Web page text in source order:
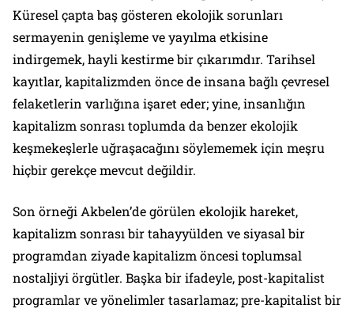
Küresel çapta baş gösteren ekolojik sorunları
sermayenin genişleme ve yayılma etkisine
indirgemek, hayli kestirme bir çıkarımdır. Tarihsel
kayıtlar, kapitalizmden önce de insana bağlı çevresel
felaketlerin varlığına işaret eder; yine, insanlığın
kapitalizm sonrası toplumda da benzer ekolojik
keşmekeşlerle uğraşacağını söylememek için meşru
hiçbir gerekçe mevcut değildir.
Son örneği Akbelen’de görülen ekolojik hareket,
kapitalizm sonrası bir tahayyülden ve siyasal bir
programdan ziyade kapitalizm öncesi toplumsal
nostaljiyi örgütler. Başka bir ifadeyle, post-kapitalist
programlar ve yönelimler tasarlamaz; pre-kapitalist bir